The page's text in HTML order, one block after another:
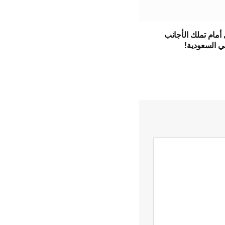
تملك الأجانب
السعودية!